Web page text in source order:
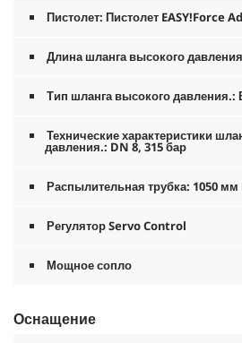
Пистолет: Пистолет EASY!Force
Длина шланга высокого
Тип шланга высокого давления.:
Технические характеристики
давления.: DN 8, 315 бар
Распылительная трубка: 1050 мм
Регулятор Servo Control
Мощное сопло
Оснащение